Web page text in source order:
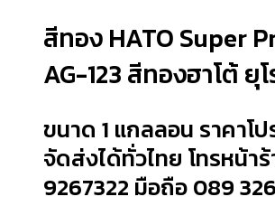
สีทอง HATO Super
AG-123 สีทองฮาโต้ ยุ
ขนาด 1 แกลลอน ราคาโ
จัดส่งได้ทั่วไทย โทรหน้า
9267322 มือถือ 089